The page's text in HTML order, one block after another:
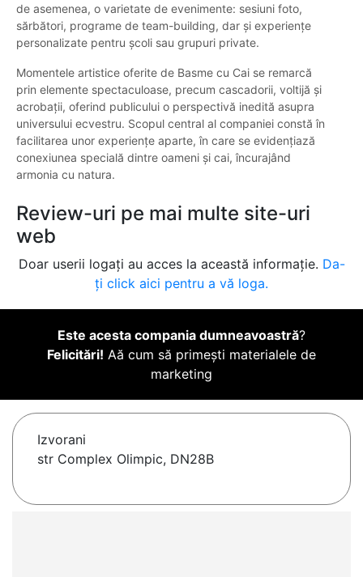
de asemenea, o varietate de evenimente: sesiuni foto,
sărbători, programe de team-building, dar și experiențe
personalizate pentru școli sau grupuri private.
Momentele artistice oferite de Basme cu Cai se remarcă
prin elemente spectaculoase, precum cascadorii, voltijă și
acrobații, oferind publicului o perspectivă inedită asupra
universului ecvestru. Scopul central al companiei constă în
facilitarea unor experiențe aparte, în care se evidențiază
conexiunea specială dintre oameni și cai, încurajând
armonia cu natura.
Review-uri pe mai multe site-uri
web
Doar userii logați au acces la această informație. Da-
ți click aici pentru a vă loga.
Este acesta compania dumneavoastră?
Felicitări! Aă cum să primești materialele de
marketing
Izvorani
str Complex Olimpic, DN28B